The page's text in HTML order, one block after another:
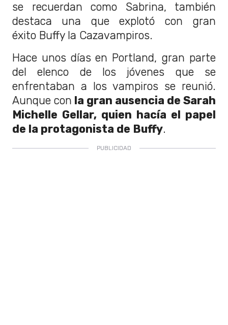
se recuerdan como Sabrina, también
destaca una que explotó con gran
éxito Buffy la Cazavampiros.
Hace unos días en Portland, gran parte
del elenco de los jóvenes que se
enfrentaban a los vampiros se reunió.
Aunque con la gran ausencia de Sarah
Michelle Gellar, quien hacía el papel
de la protagonista de Buffy.